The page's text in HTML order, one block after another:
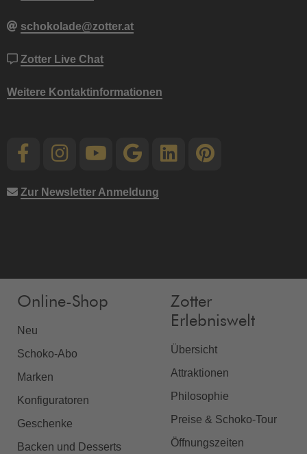
schokolade@zotter.at
Zotter Live Chat
Weitere Kontaktinformationen
Zur Newsletter Anmeldung
Online-Shop
Neu
Schoko-Abo
Marken
Konfiguratoren
Geschenke
Backen und Desserts
Zotter
Erlebniswelt
Übersicht
Attraktionen
Philosophie
Preise & Schoko-Tour
Öffnungszeiten